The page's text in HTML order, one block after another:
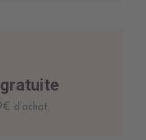
d’achat.